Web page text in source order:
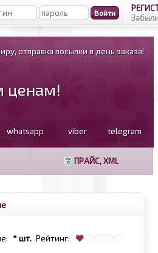
отправка посылки в день заказа!
ценам!
whatsapp viber telegram
ПРАЙС, XML
* шт. Рейтинг: